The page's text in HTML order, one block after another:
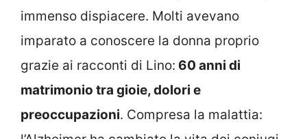
immenso dispiacere. Molti avevano
imparato a conoscere la donna proprio
grazie ai racconti di Lino: 60 anni di
matrimonio tra gioie, dolori e
preoccupazioni. Compresa la malattia: